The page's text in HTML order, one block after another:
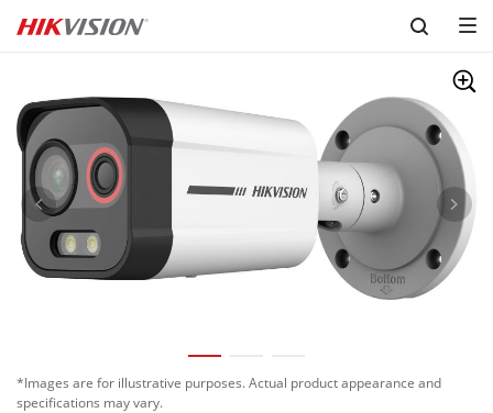
Skip to content
*Images are for illustrative purposes. Actual product appearance and
specifications may vary.